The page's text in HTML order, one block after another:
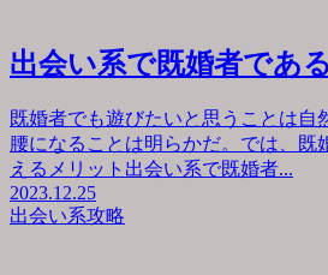
出会い系で既婚者であ
既婚者でも遊びたいと思うことは
腰になることは明らかだ。では、
えるメリット出会い系で既婚者...
2023.12.25
出会い系攻略